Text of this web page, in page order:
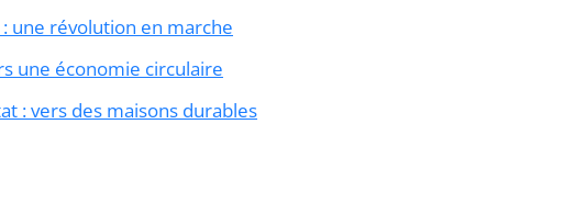
une révolution en marche
une économie circulaire
: vers des maisons durables